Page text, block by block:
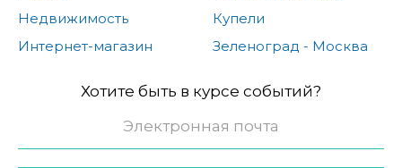
Недвижимость
Интернет-магазин
Купели
Зеленоград - Москва
Хотите быть в курсе событий?